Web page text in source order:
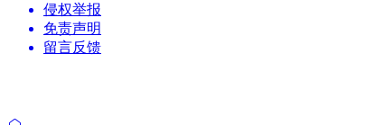
侵权举报
免责声明
留言反馈